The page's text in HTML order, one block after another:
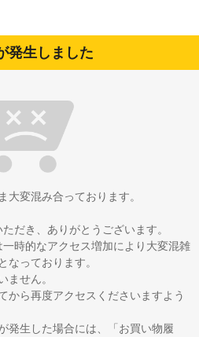
発生しました
大変混み合っております。
だき、ありがとうございます。
時的なアクセス増加により大変混雑
なっております。
ません。
から再度アクセスくださいますよう
発生した場合には、「お買い物履